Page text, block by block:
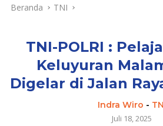
Beranda TNI
TNI-POLRI :
Keluyuran
Digelar di Jalan
Indra Wiro -
Juli 18, 2025